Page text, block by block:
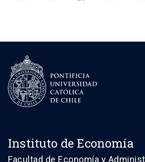
Instituto de Economía
Facultad de Economía y